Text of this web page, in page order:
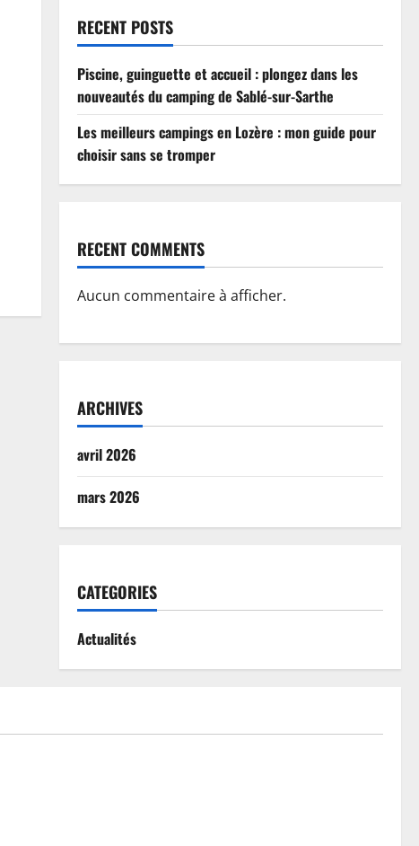
RECENT POSTS
Piscine, guinguette et accueil : plongez dans les
nouveautés du camping de Sablé-sur-Sarthe
Les meilleurs campings en Lozère : mon guide pour
choisir sans se tromper
RECENT COMMENTS
Aucun commentaire à afficher.
ARCHIVES
avril 2026
mars 2026
CATEGORIES
Actualités